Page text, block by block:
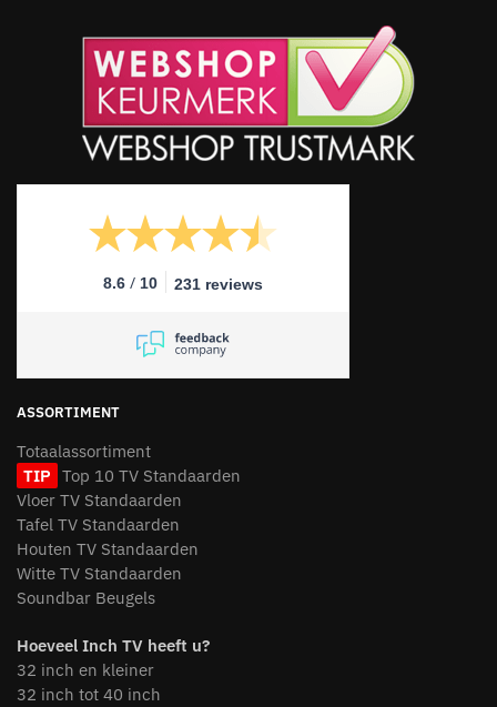
8.6 / 10 231 reviews
ASSORTIMENT
Totaalassortiment
TIP Top 10 TV Standaarden
Vloer TV Standaarden
Tafel TV Standaarden
Houten TV Standaarden
Witte TV Standaarden
Soundbar Beugels
Hoeveel Inch TV heeft u?
32 inch en kleiner
32 inch tot 40 inch